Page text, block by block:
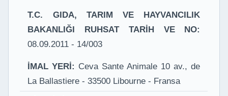
T.C. GIDA, TARIM VE HAYVANCILIK
BAKANLIĞI RUHSAT TARİH VE NO:
08.09.2011 - 14/003
İMAL YERİ: Ceva Sante Animale 10 av., de
La Ballastiere - 33500 Libourne - Fransa